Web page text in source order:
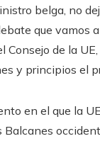
belga, no
que vamos
de la
y principios el
en el que la